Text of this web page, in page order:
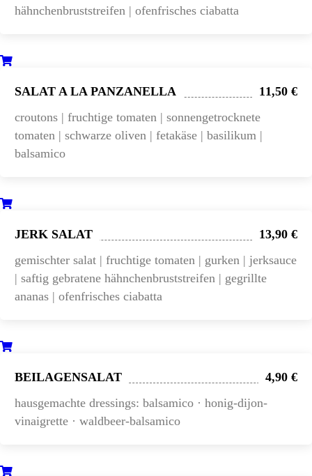
hähnchenbruststreifen | ofenfrisches ciabatta
SALAT A LA PANZANELLA
11,50 €
croutons | fruchtige tomaten | sonnengetrocknete
tomaten | schwarze oliven | fetakäse | basilikum |
balsamico
JERK SALAT
13,90 €
gemischter salat | fruchtige tomaten | gurken | jerksauce
| saftig gebratene hähnchenbruststreifen | gegrillte
ananas | ofenfrisches ciabatta
BEILAGENSALAT
4,90 €
hausgemachte dressings: balsamico · honig-dijon-
vinaigrette · waldbeer-balsamico